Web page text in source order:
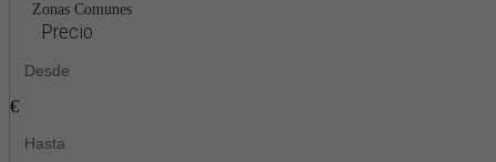
Zonas Comunes
Precio
€